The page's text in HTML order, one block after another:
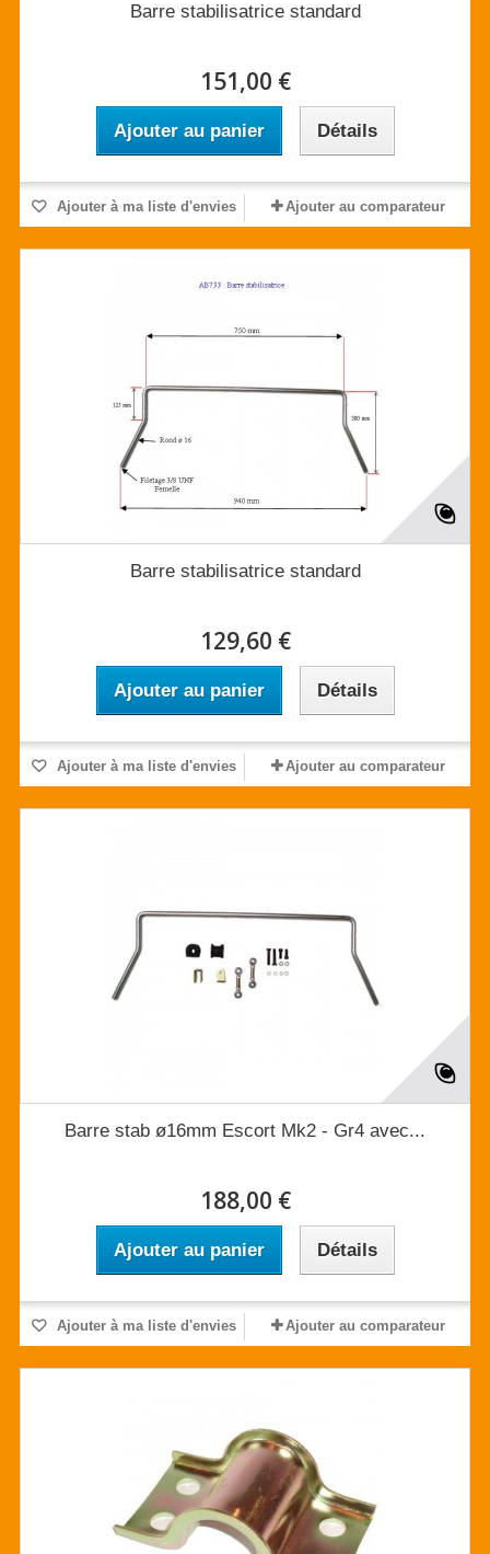
Barre stabilisatrice standard
151,00 €
Ajouter au panier Détails
Ajouter à ma liste d'envies Ajouter au comparateur
Barre stabilisatrice standard
129,60 €
Ajouter au panier Détails
Ajouter à ma liste d'envies Ajouter au comparateur
Barre stab ø16mm Escort Mk2 - Gr4 avec...
188,00 €
Ajouter au panier Détails
Ajouter à ma liste d'envies Ajouter au comparateur